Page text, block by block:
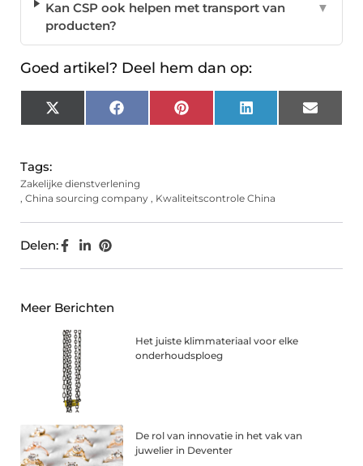
Kan CSP ook helpen met transport van
producten?
▼
Goed artikel? Deel hem dan op:
X
(Twitter)
FacebookPinterest LinkedIn Email
Tags:
Zakelijke dienstverlening
, China sourcing company , Kwaliteitscontrole China
Delen:
Meer Berichten
Het juiste klimmateriaal voor elke
onderhoudsploeg
De rol van innovatie in het vak van
juwelier in Deventer